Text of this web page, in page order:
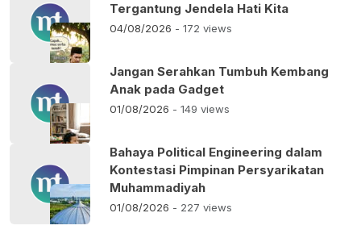
Tergantung Jendela Hati Kita
04/08/2026 - 172 views
Jangan Serahkan Tumbuh Kembang
Anak pada Gadget
01/08/2026 - 149 views
Bahaya Political Engineering dalam
Kontestasi Pimpinan Persyarikatan
Muhammadiyah
01/08/2026 - 227 views